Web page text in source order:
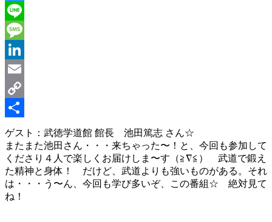
Twitter
Line
Message
LinkedIn
Email
Copy
Link
共
有
ゲスト：武徳学道館 館長 池田篤志 さん☆
またまた池田さん・・・来ちゃった〜！と、今回も参加して
くださり４人で楽しくお届けしま〜す（≧∇≦） 武道で鍛え
た精神と身体！ だけど、武道よりも強いものがある。それ
は・・・う〜ん、今回も学び多いぞ、この番組☆ 絶対見て
ね！